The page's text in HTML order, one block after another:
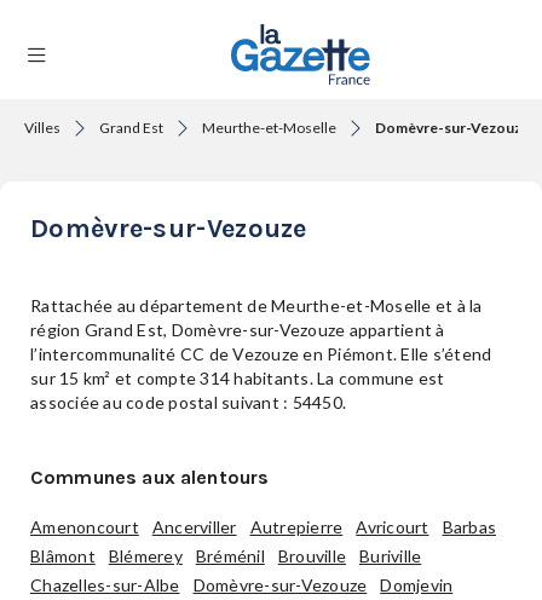
FORMATS
SERVICES
LA
Villes Grand Est Meurthe-et-Moselle Domèvre-sur-Vezouze
Domèvre-sur-Vezouze
Rattachée au département de Meurthe-et-Moselle et à la
région Grand Est, Domèvre-sur-Vezouze appartient à
l’intercommunalité CC de Vezouze en Piémont. Elle s’étend
sur 15 km² et compte 314 habitants. La commune est
associée au code postal suivant : 54450.
Communes aux alentours
Amenoncourt Ancerviller Autrepierre Avricourt
Barbas
Blâmont
Blémerey Bréménil Brouville
Buriville
Chazelles-sur-Albe
Domèvre-sur-Vezouze
Domjevin